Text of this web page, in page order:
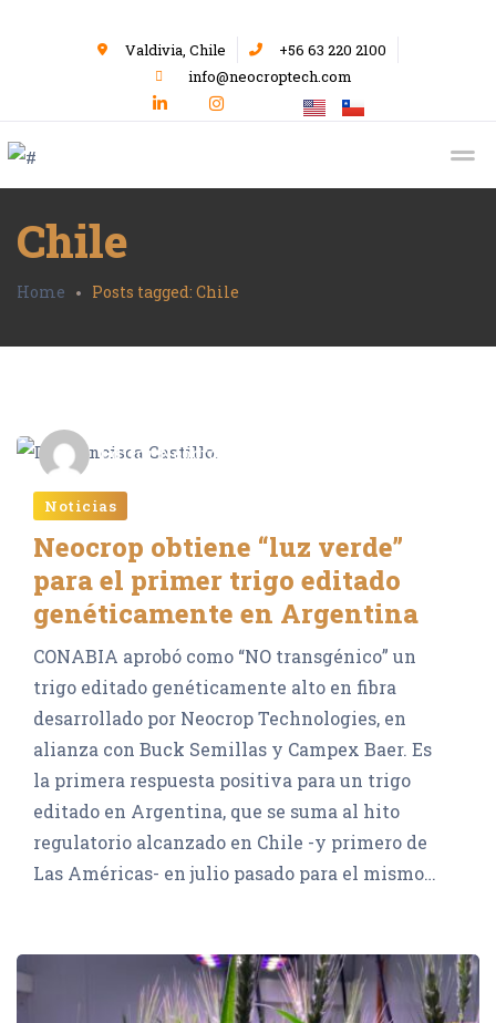
Valdivia, Chile
+56 63 220 2100
info@neocroptech.com
Chile
Home Posts tagged: Chile
Editor Neocrop
Noticias
Neocrop obtiene “luz verde”
para el primer trigo editado
genéticamente en Argentina
CONABIA aprobó como “NO transgénico” un
trigo editado genéticamente alto en fibra
desarrollado por Neocrop Technologies, en
alianza con Buck Semillas y Campex Baer. Es
la primera respuesta positiva para un trigo
editado en Argentina, que se suma al hito
regulatorio alcanzado en Chile -y primero de
Las Américas- en julio pasado para el mismo…